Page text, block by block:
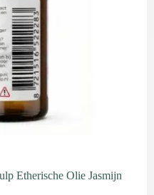
Etherische Olie Jasmijn